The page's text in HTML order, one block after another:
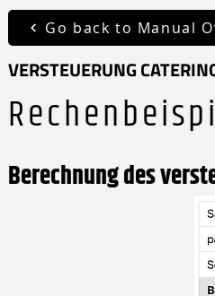
Go back to Manual
VERSTEUERUNG
Berechnung des